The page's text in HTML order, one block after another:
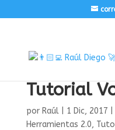
Tutorial
por Raúl| 1 Dic, 2017
Herramientas 2.0,